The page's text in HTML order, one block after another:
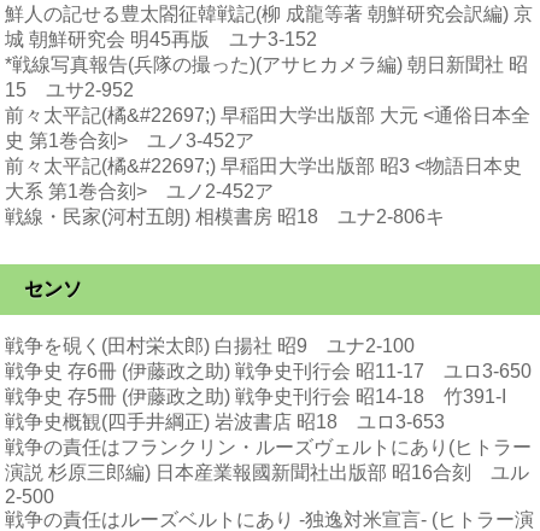
鮮人の記せる豊太閤征韓戦記(柳 成龍等著 朝鮮研究会訳編) 京
城 朝鮮研究会 明45再版 ユナ3-152
*戦線写真報告(兵隊の撮った)(アサヒカメラ編) 朝日新聞社 昭
15 ユサ2-952
前々太平記(橘&#22697;) 早稲田大学出版部 大元 <通俗日本全
史 第1巻合刻> ユノ3-452ア
前々太平記(橘&#22697;) 早稲田大学出版部 昭3 <物語日本史
大系 第1巻合刻> ユノ2-452ア
戦線・民家(河村五朗) 相模書房 昭18 ユナ2-806キ
センソ
戦争を硯く(田村栄太郎) 白揚社 昭9 ユナ2-100
戦争史 存6冊 (伊藤政之助) 戦争史刊行会 昭11-17 ユロ3-650
戦争史 存5冊 (伊藤政之助) 戦争史刊行会 昭14-18 竹391-I
戦争史概観(四手井綱正) 岩波書店 昭18 ユロ3-653
戦争の責任はフランクリン・ルーズヴェルトにあり(ヒトラー
演説 杉原三郎編) 日本産業報國新聞社出版部 昭16合刻 ユル
2-500
戦争の責任はルーズベルトにあり -独逸対米宣言- (ヒトラー演